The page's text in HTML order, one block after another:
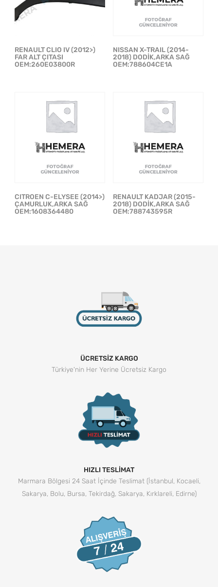
RENAULT CLIO IV (2012>)
FAR ALT ÇITASI
OEM:260E03800R
NISSAN X-TRAIL (2014-
2018) DODİK,ARKA SAĞ
OEM:788604CE1A
CITROEN C-ELYSEE (2014>)
ÇAMURLUK,ARKA SAĞ
OEM:1608364480
RENAULT KADJAR (2015-
2018) DODİK,ARKA SAĞ
OEM:788743595R
ÜCRETSİZ KARGO
Türkiye'nin Her Yerine Ücretsiz Kargo
HIZLI TESLİMAT
Marmara Bölgesi 24 Saat İçinde Teslimat (İstanbul, Kocaeli,
Sakarya, Bolu, Bursa, Tekirdağ, Sakarya, Kırklareli, Edirne)